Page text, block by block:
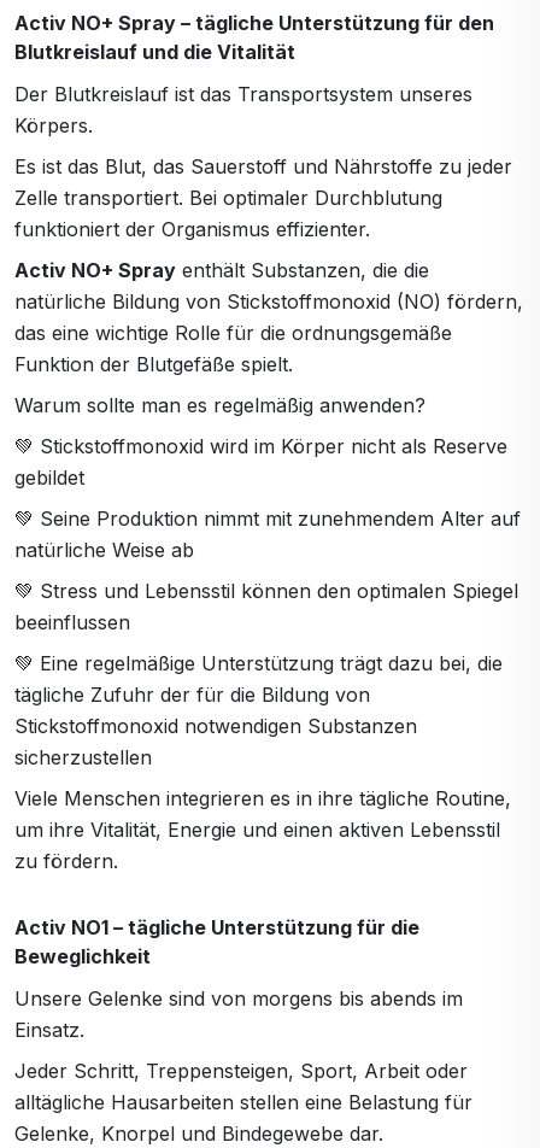
Activ NO+ Spray – tägliche Unterstützung für den
Blutkreislauf und die Vitalität
Der Blutkreislauf ist das Transportsystem unseres
Körpers.
Es ist das Blut, das Sauerstoff und Nährstoffe zu jeder
Zelle transportiert. Bei optimaler Durchblutung
funktioniert der Organismus effizienter.
Activ NO+ Spray enthält Substanzen, die die
natürliche Bildung von Stickstoffmonoxid (NO) fördern,
das eine wichtige Rolle für die ordnungsgemäße
Funktion der Blutgefäße spielt.
Warum sollte man es regelmäßig anwenden?
💚 Stickstoffmonoxid wird im Körper nicht als Reserve
gebildet
💚 Seine Produktion nimmt mit zunehmendem Alter auf
natürliche Weise ab
💚 Stress und Lebensstil können den optimalen Spiegel
beeinflussen
💚 Eine regelmäßige Unterstützung trägt dazu bei, die
tägliche Zufuhr der für die Bildung von
Stickstoffmonoxid notwendigen Substanzen
sicherzustellen
Viele Menschen integrieren es in ihre tägliche Routine,
um ihre Vitalität, Energie und einen aktiven Lebensstil
zu fördern.
Activ NO1 – tägliche Unterstützung für die
Beweglichkeit
Unsere Gelenke sind von morgens bis abends im
Einsatz.
Jeder Schritt, Treppensteigen, Sport, Arbeit oder
alltägliche Hausarbeiten stellen eine Belastung für
Gelenke, Knorpel und Bindegewebe dar.